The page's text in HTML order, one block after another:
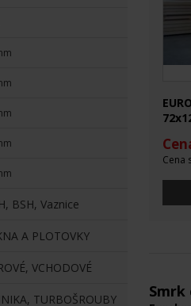
BSH, Vaznice
A PLOTOVKY
VCHODOVÉ
TURBOŠROUBY
Cena
Smrk